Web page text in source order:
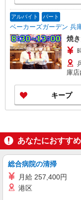
間／
アルバイト パート
ベーカーズガーデン 兵
焼
庫店
キープ
あなたにおすす
総合病院の清掃
月給 257,400円
港区